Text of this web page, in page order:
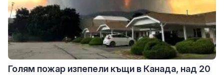
Голям пожар изпепели къщи в Канада, над 20